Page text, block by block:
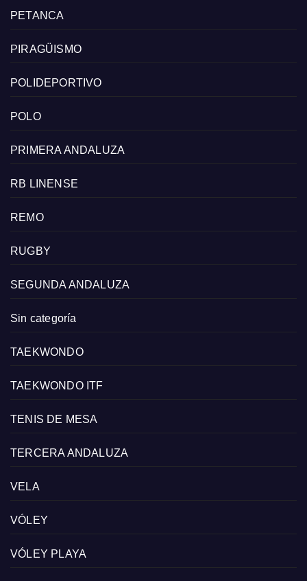
PETANCA
PIRAGÜISMO
POLIDEPORTIVO
POLO
PRIMERA ANDALUZA
RB LINENSE
REMO
RUGBY
SEGUNDA ANDALUZA
Sin categoría
TAEKWONDO
TAEKWONDO ITF
TENIS DE MESA
TERCERA ANDALUZA
VELA
VÓLEY
VÓLEY PLAYA